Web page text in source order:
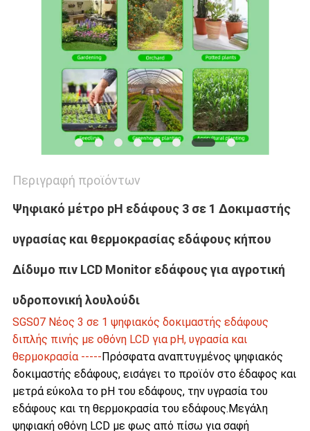
Περιγραφή προϊόντων
Ψηφιακό μέτρο pH εδάφους 3 σε 1 Δοκιμαστής
υγρασίας και θερμοκρασίας εδάφους κήπου
Δίδυμο πιν LCD Monitor εδάφους για αγροτική
υδροπονική λουλούδι
SGS07 Νέος 3 σε 1 ψηφιακός δοκιμαστής εδάφους
διπλής πινής με οθόνη LCD για pH, υγρασία και
θερμοκρασία ----- Πρόσφατα αναπτυγμένος ψηφιακός
δοκιμαστής εδάφους, εισάγει το προϊόν στο έδαφος και
μετρά εύκολα το pH του εδάφους, την υγρασία του
εδάφους και τη θερμοκρασία του εδάφους.Μεγάλη
ψηφιακή οθόνη LCD με φως από πίσω για σαφή